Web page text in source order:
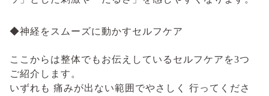
◆神経をスムーズに動かすセルフケア
ここからは整体でもお伝えしているセルフケアを3つ
ご紹介します。
いずれも 痛みが出ない範囲でやさしく 行ってくださ